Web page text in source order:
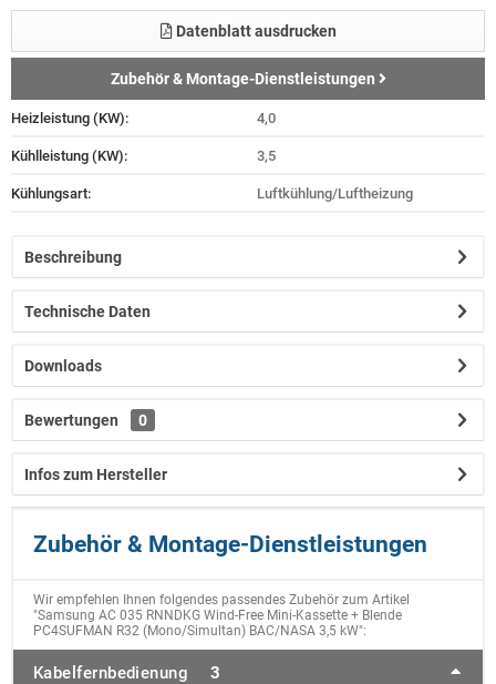
Datenblatt ausdrucken
Zubehör & Montage-Dienstleistungen
Heizleistung (KW): 4,0
Kühlleistung (KW): 3,5
Kühlungsart: Luftkühlung/Luftheizung
Beschreibung
Technische Daten
Downloads
Bewertungen 0
Infos zum Hersteller
Zubehör & Montage-Dienstleistungen
Wir empfehlen Ihnen folgendes passendes Zubehör zum Artikel
"Samsung AC 035 RNNDKG Wind-Free Mini-Kassette + Blende
PC4SUFMAN R32 (Mono/Simultan) BAC/NASA 3,5 kW":
Kabelfernbedienung 3